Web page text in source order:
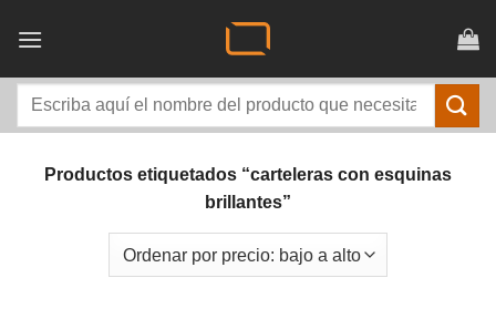
Buscar
Productos etiquetados “carteleras con esquinas
brillantes”